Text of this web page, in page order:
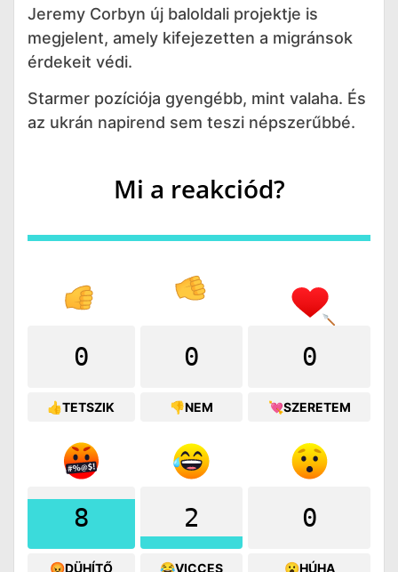
Jeremy Corbyn új baloldali projektje is
megjelent, amely kifejezetten a migránsok
érdekeit védi.
Starmer pozíciója gyengébb, mint valaha. És
az ukrán napirend sem teszi népszerűbbé.
Mi a reakciód?
0
👍TETSZIK
0
👎NEM
0
💘SZERETEM
8
😡DÜHÍTŐ
2
😂VICCES
0
😮HÚHA